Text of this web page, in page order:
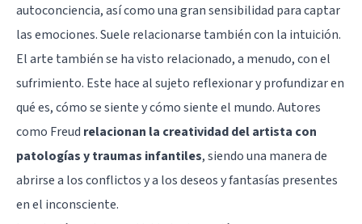
autoconciencia, así como una gran sensibilidad para captar
las emociones. Suele relacionarse también con la intuición.
El arte también se ha visto relacionado, a menudo, con el
sufrimiento. Este hace al sujeto reflexionar y profundizar en
qué es, cómo se siente y cómo siente el mundo. Autores
como Freud relacionan la creatividad del artista con
patologías y traumas infantiles, siendo una manera de
abrirse a los conflictos y a los deseos y fantasías presentes
en el inconsciente.